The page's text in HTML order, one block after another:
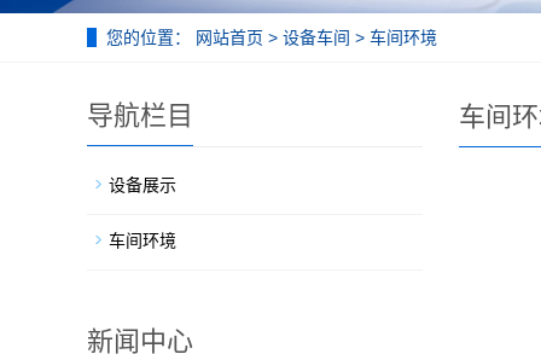
您的位置： 网站首页 > 设备车间 > 车间环境
车间
导航栏目
设备展示
车间环境
新闻中心